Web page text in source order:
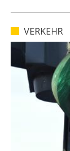
VERKEHR